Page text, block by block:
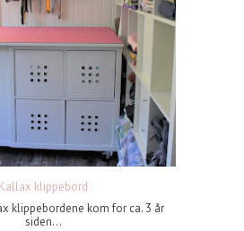
Kallax klippebord
klippebordene kom for ca. 3 år
siden...